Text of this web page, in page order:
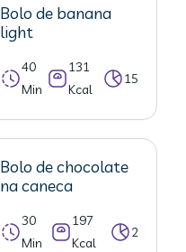
Bolo de banana
light
40
Min
131
Kcal
15
Bolo de chocolate
na caneca
30
Min
197
Kcal
2